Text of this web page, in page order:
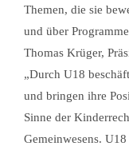
Themen, die sie
und über
Thomas Krüger,
„Durch U18
und bringen ihre
Sinne der
Gemeinwesens.